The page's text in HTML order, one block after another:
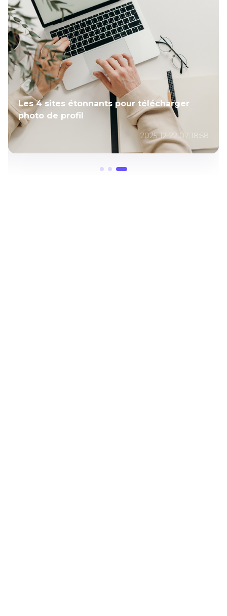
Les 4 sites étonnants pour télécharger
photo de profil
2025-12-22 07:18:58